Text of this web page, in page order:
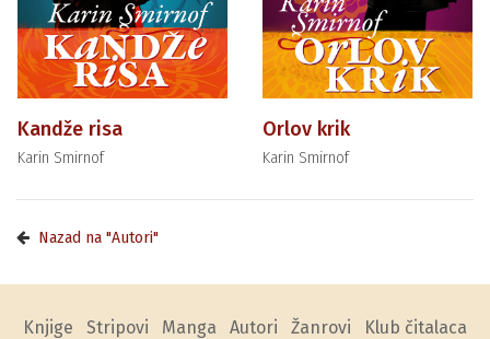
Kandže risa
Karin Smirnof
Orlov krik
Karin Smirnof
Nazad na "Autori"
Knjige Stripovi Manga Autori Žanrovi
Klub čitalaca